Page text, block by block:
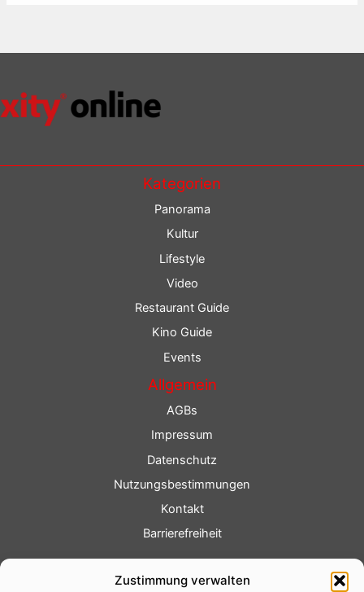
Zustimmung verwalten
Kategorien
Panorama
Kultur
Lifestyle
Video
Restaurant Guide
Kino Guide
Events
Allgemein
AGBs
Impressum
Datenschutz
Nutzungsbestimmungen
Kontakt
Barrierefreiheit